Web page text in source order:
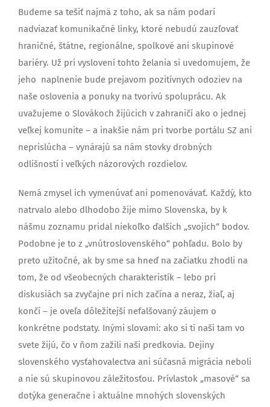
Budeme sa tešiť najmä z toho, ak sa nám podarí
nadviazať komunikačné linky, ktoré nebudú zauzľovať
hraničné, štátne, regionálne, spolkové ani skupinové
bariéry. Už pri vyslovení tohto želania si uvedomujem, že
jeho naplnenie bude prejavom pozitívnych odoziev na
naše oslovenia a ponuky na tvorivú spoluprácu. Ak
uvažujeme o Slovákoch žijúcich v zahraničí ako o jednej
veľkej komunite – a inakšie nám pri tvorbe portálu SZ ani
neprislúcha – vynárajú sa nám stovky drobných
odlišností i veľkých názorových rozdielov.
Nemá zmysel ich vymenúvať ani pomenovávať. Každý, kto
natrvalo alebo dlhodobo žije mimo Slovenska, by k
nášmu zoznamu pridal niekoľko ďalších „svojich“ bodov.
Podobne je to z „vnútroslovenského“ pohľadu. Bolo by
preto užitočné, ak by sme sa hneď na začiatku zhodli na
tom, že od všeobecných charakteristík – lebo pri
diskusiách sa zvyčajne pri nich začína a neraz, žiaľ, aj
končí – je oveľa dôležitejší nefalšovaný záujem o
konkrétne podstaty. Inými slovami: ako si tí naši tam vo
svete žijú, čo v ňom zažili naši predkovia. Dejiny
slovenského vysťahovalectva ani súčasná migrácia neboli
a nie sú skupinovou záležitosťou. Prívlastok „masové“ sa
dotýka generačne i aktuálne mnohých slovenských